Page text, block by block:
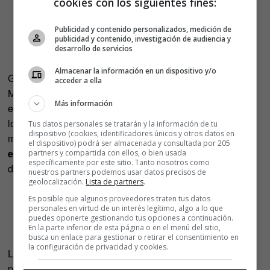
Giuseppe Battaglia es químico y experto en Biónica
Molecular. Su manera de derrotar a la enfermedad se
enfoca en la exploración de nuevos caminos que hagan
los tratamientos más específicos, más personalizados y
mucho más eficaces.¿Podría haber un tratamiento
específico para cada persona?«Sí, todos somos
diferentes y tenemos diferentes necesidades».
Lorna Ross es Directora de Diseño de la Clínica Mayo, el
Publicidad y contenido personalizados, medición de
publicidad y contenido, investigación de audiencia y
desarrollo de servicios
Almacenar la información en un dispositivo y/o
acceder a ella
Más información
Tus datos personales se tratarán y la información de tu
dispositivo (cookies, identificadores únicos y otros datos en
el dispositivo) podrá ser almacenada y consultada por 205
partners y compartida con ellos, o bien usada
específicamente por este sitio. Tanto nosotros como
nuestros partners podemos usar datos precisos de
geolocalización. Lista de partners.
Es posible que algunos proveedores traten tus datos
personales en virtud de un interés legítimo, algo a lo que
puedes oponerte gestionando tus opciones a continuación.
En la parte inferior de esta página o en el menú del sitio,
busca un enlace para gestionar o retirar el consentimiento en
la configuración de privacidad y cookies.